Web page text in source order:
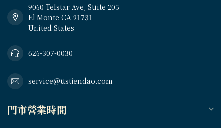
9060 Telstar Ave, Suite 205
El Monte CA 91731
United States
626-307-0030
service@ustiendao.com
門市營業時間